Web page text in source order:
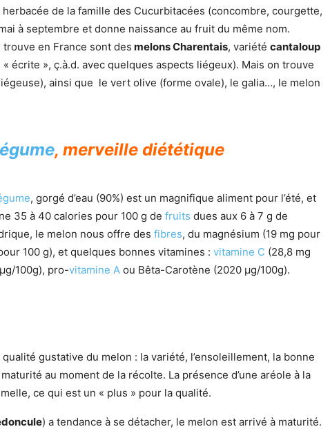
de la famille des Cucurbitacées (concombre, courgette,
à septembre et donne naissance au fruit du même nom.
trouve en France sont des melons Charentais, variété cantaloup
écrite », ç.à.d. avec quelques aspects liégeux). Mais on trouve
ainsi que le vert olive (forme ovale), le galia…, le melon
, merveille diététique
, gorgé d’eau (90%) est un magnifique aliment pour l’été, et
35 à 40 calories pour 100 g de fruits dues aux 6 à 7 g de
le melon nous offre des fibres, du magnésium (19 mg pour
100 g), et quelques bonnes vitamines : vitamine C (28,8 mg
100g), pro-vitamine A ou Bêta-Carotène (2020 µg/100g).
gustative du melon : la variété, l’ensoleillement, la bonne
au moment de la récolte. La présence d’une aréole à la
ce qui est un « plus » pour la qualité.
) a tendance à se détacher, le melon est arrivé à maturité.